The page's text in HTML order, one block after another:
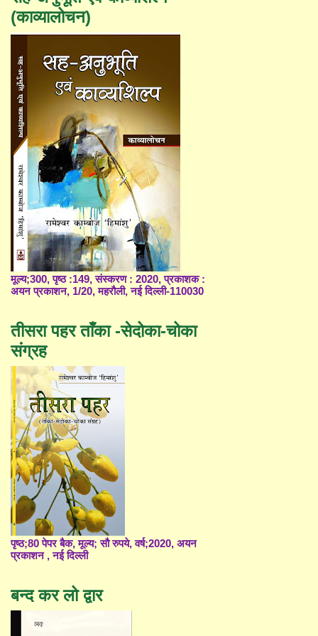
(काव्यालोचन)
मूल्य;300, पृष्ठ :149, संस्करण : 2020, प्रकाशक :
अयन प्रकाशन, 1/20, महरौली, नई दिल्ली-110030
तीसरा पहर ताँका -सेदोका-चोका
संग्रह
पृष्ठ;80 पेपर बैक, मूल्य; सौ रुपये, वर्ष;2020, अयन
प्रकाशन , नई दिल्ली
बन्द कर लो द्वार